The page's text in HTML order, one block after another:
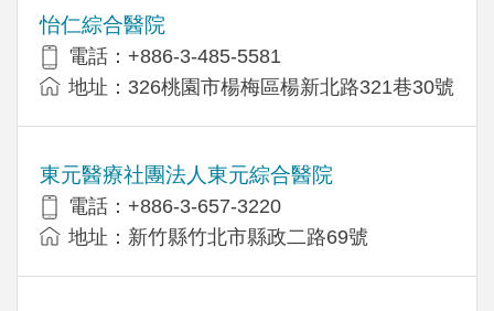
怡仁綜合醫院
電話：+886-3-485-5581
地址：326桃園市楊梅區楊新北路321巷30號
東元醫療社團法人東元綜合醫院
電話：+886-3-657-3220
地址：新竹縣竹北市縣政二路69號